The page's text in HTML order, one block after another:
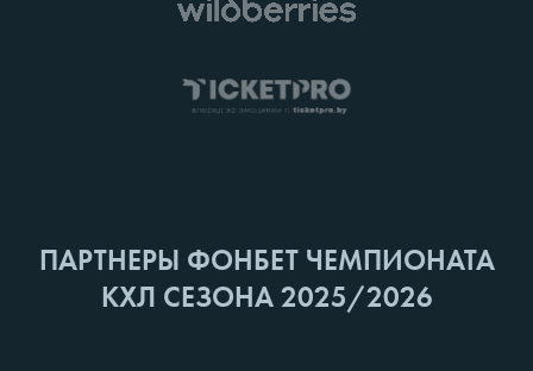
ПАРТНЕРЫ ФОНБЕТ ЧЕМПИОНАТА
КХЛ СЕЗОНА 2025/2026